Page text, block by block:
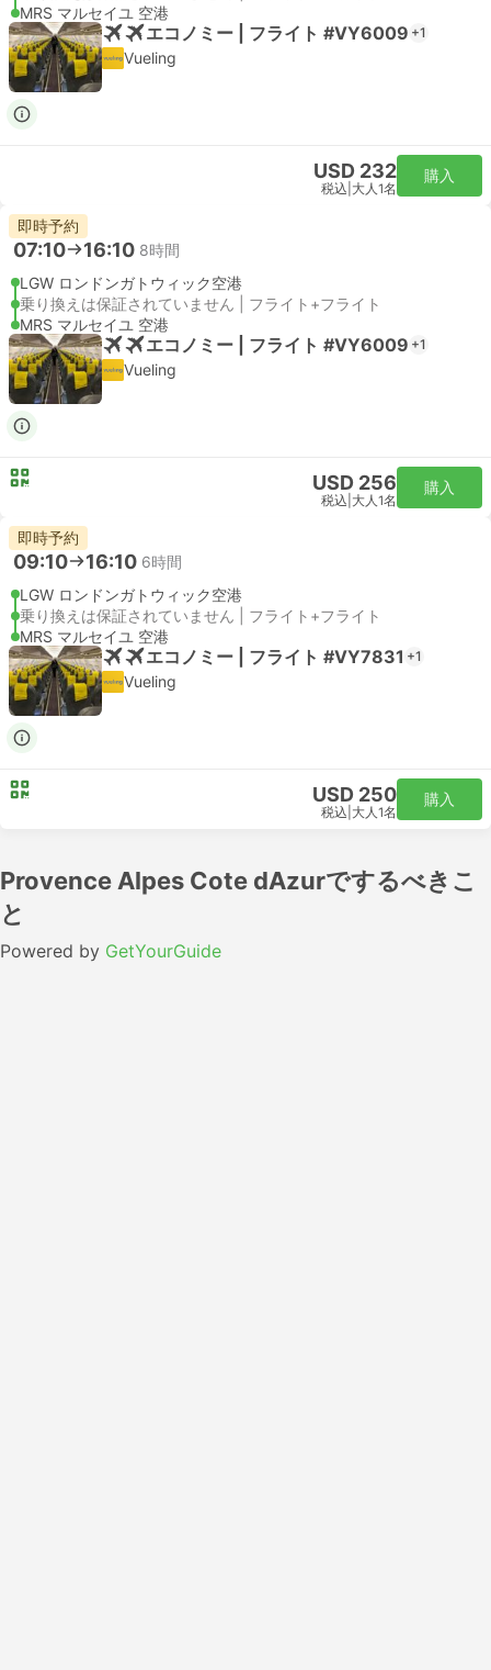
MRS マルセイユ 空港
エコノミー | フライト #VY6009 +1
Vueling
USD 232
税込 大人1名
購入
即時予約
07:10 16:10 8時間
LGW ロンドンガトウィック空港
乗り換えは保証されていません | フライト+フライト
MRS マルセイユ 空港
エコノミー | フライト #VY6009 +1
Vueling
USD 256
税込 大人1名
購入
即時予約
09:10 16:10 6時間
LGW ロンドンガトウィック空港
乗り換えは保証されていません | フライト+フライト
MRS マルセイユ 空港
エコノミー | フライト #VY7831 +1
Vueling
USD 250
税込 大人1名
購入
Provence Alpes Cote dAzurでするべきこ
と
Powered by GetYourGuide